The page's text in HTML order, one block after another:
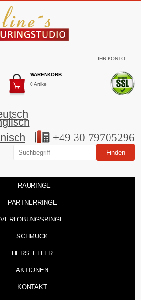
IHR KONTO
WARENKORB
0 Artikel
+49 30 79705296
TRAURINGE
PARTNERRINGE
VERLOBUNGSRINGE
SCHMUCK
HERSTELLER
AKTIONEN
KONTAKT